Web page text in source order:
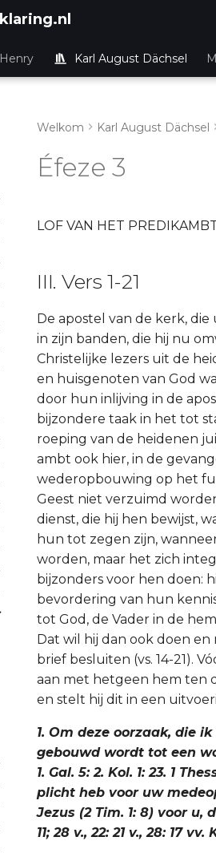
Karl August Dächsel
Welkom Karl August Dächsel
Éfeze 3
LOF VAN HET
III. Vers 1-21
De apostel van de kerk,
in zijn banden, die hij nu
Christelijke lezers uit de
en huisgenoten van God
door hun inlijving in de
bijzondere taak in het tot
roeping van de heidenen
ambt ook hier, in de
wederopbouwing op het
Geest niet verzuimd
dienst, die hij hen bewijst,
hun tot zegen zijn,
worden, maar het zich
bijzonders voor hen doen:
bevordering van hun
tot God, de Vader in de
Dat wil hij dan ook doen
brief besluiten (vs. 14-21).
aan met hetgeen hem ten
en stelt hij dit in een
1. Om deze oorzaak, die
gebouwd wordt tot een
1. Gal. 5: 2. Kol. 1: 23. 1
plicht heb voor uw
Jezus (2 Tim. 1: 8) voor
11; 28 v., 22: 21 v., 28: 17 vv.